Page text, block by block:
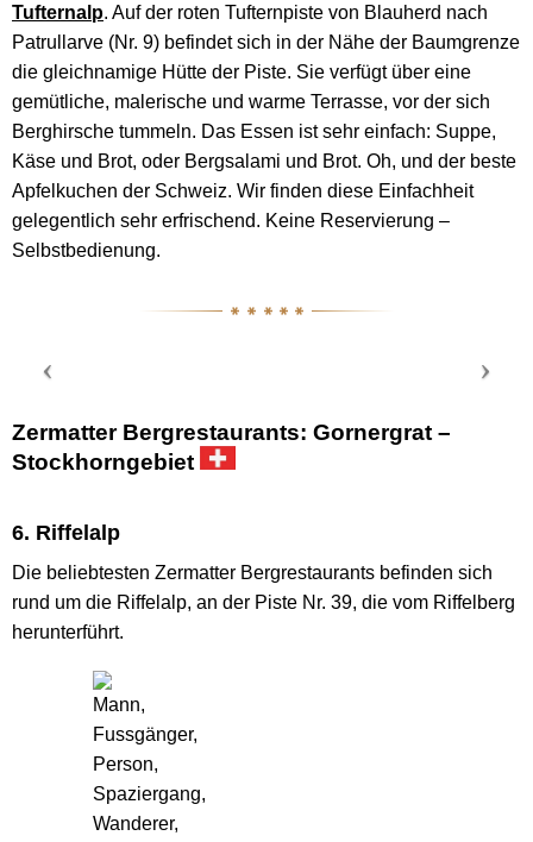
Tufternalp. Auf der roten Tufternpiste von Blauherd nach
Patrullarve (Nr. 9) befindet sich in der Nähe der Baumgrenze
die gleichnamige Hütte der Piste. Sie verfügt über eine
gemütliche, malerische und warme Terrasse, vor der sich
Berghirsche tummeln. Das Essen ist sehr einfach: Suppe,
Käse und Brot, oder Bergsalami und Brot. Oh, und der beste
Apfelkuchen der Schweiz. Wir finden diese Einfachheit
gelegentlich sehr erfrischend. Keine Reservierung –
Selbstbedienung.
Zermatter Bergrestaurants: Gornergrat –
Stockhorngebiet
6. Riffelalp
Die beliebtesten Zermatter Bergrestaurants befinden sich
rund um die Riffelalp, an der Piste Nr. 39, die vom Riffelberg
herunterführt.